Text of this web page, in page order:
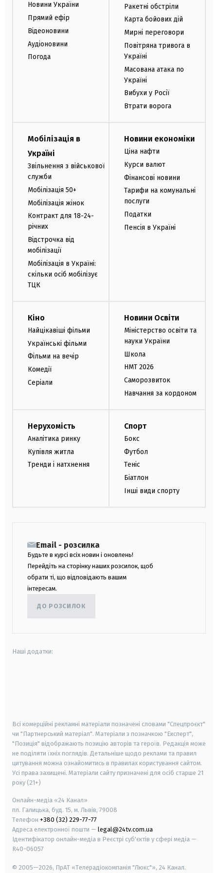
Новини України
Прямий ефір
Відеоновини
Аудіоновини
Погода
Ракетні обстріли
Карта бойових дій
Мирні переговори
Повітряна тривога в
Україні
Масована атака по
Україні
Вибухи у Росії
Втрати ворога
Мобілізація в
Україні
Звільнення з військової
служби
Мобілізація 50+
Мобілізація жінок
Контракт для 18-24-
річних
Відстрочка від
мобілізації
Мобілізація в Україні:
скільки осіб мобілізує
ТЦК
Новини економіки
Ціна нафти
Курси валют
Фінансові новини
Тарифи на комунальні
послуги
Податки
Пенсія в Україні
Кіно
Найцікавіші фільми
Українські фільми
Фільми на вечір
Комедії
Серіали
Новини Освіти
Міністерство освіти та
науки України
Школа
НМТ 2026
Саморозвиток
Навчання за кордоном
Нерухомість
Аналітика ринку
Купівля житла
Тренди і натхнення
Спорт
Бокс
Футбол
Теніс
Біатлон
Інші види спорту
Email - розсилка
Будьте в курсі всіх новин і оновлень!
Перейдіть на сторінку наших розсилок, щоб
обрати ті, що відповідають вашим
інтересам.
ДО РОЗСИЛОК
Наші додатки:
Всі комерційні рекламні матеріали позначені словами "Спецпроєкт"
чи "Партнерський матеріал". Матеріали з позначкою "Експерт",
"Позиція" відображають позицію авторів та героїв. Редакція може
не поділяти їхніх поглядів. Детальніше щодо реклами та правил
цитування можна ознайомитись в правилах користування сайтом.
Усі права захищені. Матеріали сайту призначені для осіб старше 21
року (21+)
Онлайн-медіа «24 Канал»
пл. Галицька, буд. 15, м. Львів, 79008
Телефон +380 (32) 229-77-77
Адреса електронної пошти — legal@24tv.com.ua
Ідентифікатор онлайн-медіа в Реєстрі суб'єктів у сфері медіа —
R40-06057
© 2005—2026, ПрАТ «Телерадіокомпанія "Люкс"», 24 Канал.